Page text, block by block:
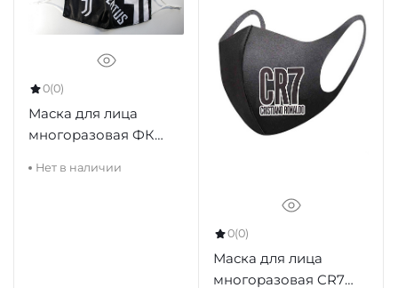
0(0)
Маска для лица
многоразовая ФК
Нет в наличии
0(0)
Маска для лица
многоразовая CR7